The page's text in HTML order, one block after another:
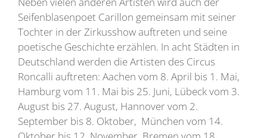
Seifenblasenpoet Carillon gemeinsam mit seiner
Tochter in der Zirkusshow auftreten und seine
poetische Geschichte erzählen. In acht Städten in
Deutschland werden die Artisten des Circus
Roncalli auftreten: Aachen vom 8. April bis 1. Mai,
Hamburg vom 11. Mai bis 25. Juni, Lübeck vom 3.
August bis 27. August, Hannover vom 2.
September bis 8. Oktober, München vom 14.